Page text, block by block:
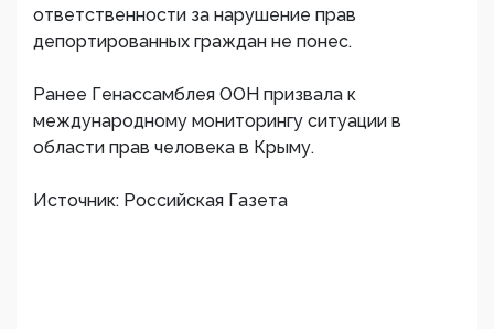
ответственности за нарушение прав
депортированных граждан не понес.
Ранее Генассамблея ООН призвала к
международному мониторингу ситуации в
области прав человека в Крыму.
Источник: Российская Газета